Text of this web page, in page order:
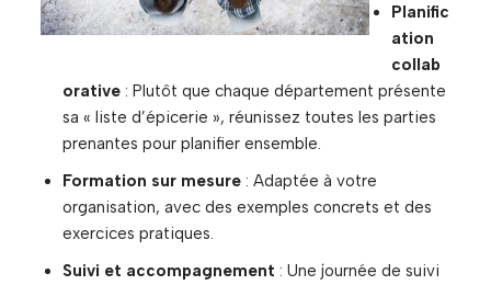
Planific
ation
collab
orative : Plutôt que chaque département présente
sa « liste d’épicerie », réunissez toutes les parties
prenantes pour planifier ensemble.
Formation sur mesure : Adaptée à votre
organisation, avec des exemples concrets et des
exercices pratiques.
Suivi et accompagnement : Une journée de suivi